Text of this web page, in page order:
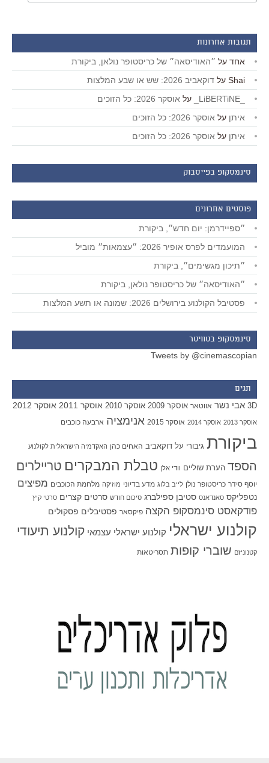
תגובות אחרונות
אחד על ״האודיסאה״ של כריסטופר נולאן, ביקורת
Shai על דוקאביב 2026: שש או שבע המלצות
על אוסקר 2026: כל הזוכים
איתן על אוסקר 2026: כל הזוכים
איתן על אוסקר 2026: כל הזוכים
סינמסקופ בפייסבוק
פוסטים אחרונים
״ספיידרמן: יום חדש״, ביקורת
המועמדים לפרס אופיר 2026: ״עצמאות״ מוביל
״תיכון מגשימים״, ביקורת
״האודיסאה״ של כריסטופר נולאן, ביקורת
פסטיבל הקולנוע בירושלים 2026: שמונה או תשע המלצות
סינמסקופ בטוויטר
Tweets by @cinemascopian
תגים
3D אבי נשר אווטאר אוסקר 2009 אוסקר 2010 אוסקר 2011 אוסקר 2012
אוסקר 2013 אוסקר 2014 אוסקר 2015 אנימציה ארבעה כוכבים
ביקורת גיבורי על דוקאביב האחים כהן האקדמיה הישראלית לקולנוע
הספד הערת שוליים וודי אלן טבלת המבקרים טריילרים
יוסף סידר כריסטופר נולן לייב בלוג מדע בדיוני מוזיקה מלחמת הכוכבים מפיצים
נטפליקס סאנדאנס סטיבן ספילברג סיכום חודש סרטים קצרים סרטי קיץ
פודקאסט סינמסקופ הקצה פיקסאר פסטיבלים פסקולים
קולנוע ישראלי קולנוע ישראלי עצמאי קולנוע תיעודי
קטנוניזם שוברי קופות תסריטאות